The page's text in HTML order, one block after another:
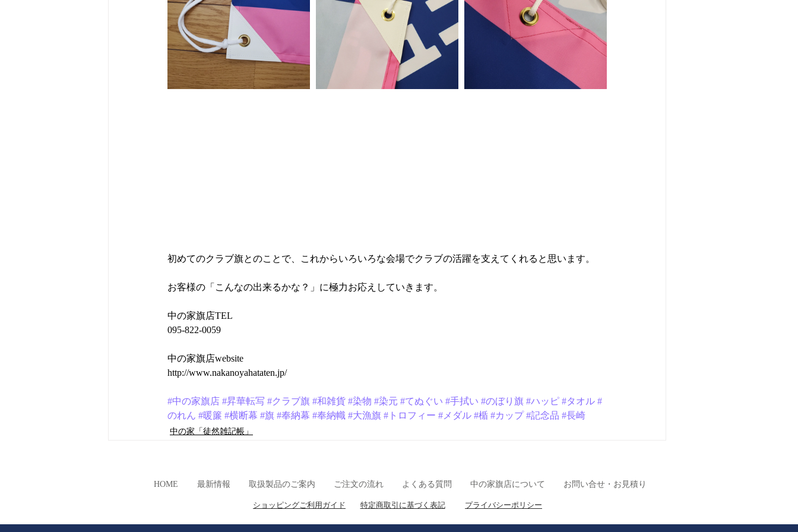
初めてのクラブ旗とのことで、これからいろいろな会場でクラブの活躍を支えてくれると思います。
お客様の「こんなの出来るかな？」に極力お応えしていきます。
中の家旗店TEL
095-822-0059
中の家旗店website
http://www.nakanoyahataten.jp/
#中の家旗店 #昇華転写 #クラブ旗 #和雑貨 #染物 #染元 #てぬぐい #手拭い #のぼり旗 #ハッピ #タオル #
のれん #暖簾 #横断幕 #旗 #奉納幕 #奉納幟 #大漁旗 #トロフィー #メダル #楯 #カップ #記念品 #長崎
中の家「徒然雑記帳」
HOME 最新情報 取扱製品のご案内 ご注文の流れ よくある質問 中の家旗店について お問い合せ・お見積り
ショッピングご利用ガイド 特定商取引に基づく表記 プライバシーポリシー